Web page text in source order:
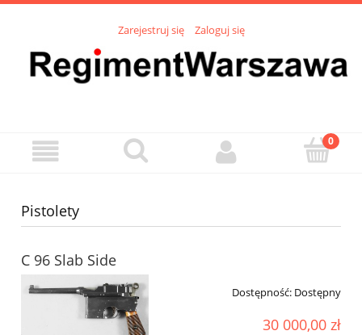
Zarejestruj się Zaloguj się
Pistolety
C 96 Slab Side
Dostępność: Dostępny
30 000,00 zł